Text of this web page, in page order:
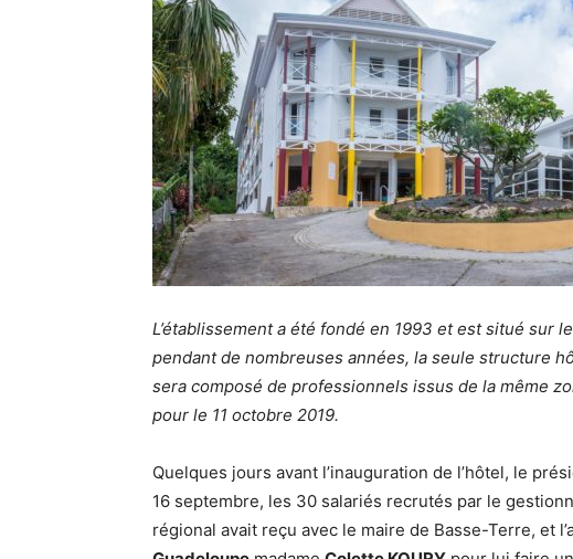
L’établissement a été fondé en 1993 et est situé sur
pendant de nombreuses années, la seule structure
sera composé de professionnels issus de la même
pour le 11 octobre 2019.
Quelques jours avant l’inauguration de l’hôtel, le
16 septembre, les 30 salariés recrutés par le
régional avait reçu avec le maire de Basse-Terre, et